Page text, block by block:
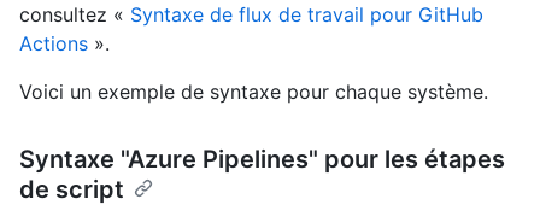
consultez « Syntaxe de flux de travail pour GitHub
Actions ».
Voici un exemple de syntaxe pour chaque système.
Syntaxe "Azure Pipelines" pour les étapes
de script